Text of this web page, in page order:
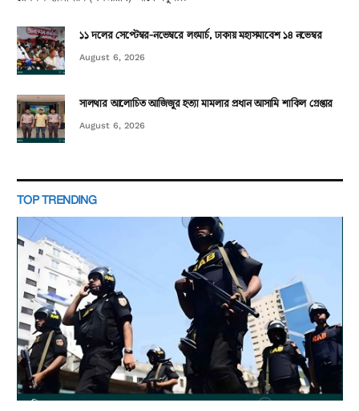
১১ দলের সেপ্টেম্বর-নভেম্বরে লংমার্চ, ঢাকায় মহাসমাবেশ ১৪ নভেম্বর
August 6, 2026
সালথার আলোচিত আজিজুর হত্যা মামলার প্রধান আসামি শাকিল গ্রেপ্তার
August 6, 2026
TOP TRENDING